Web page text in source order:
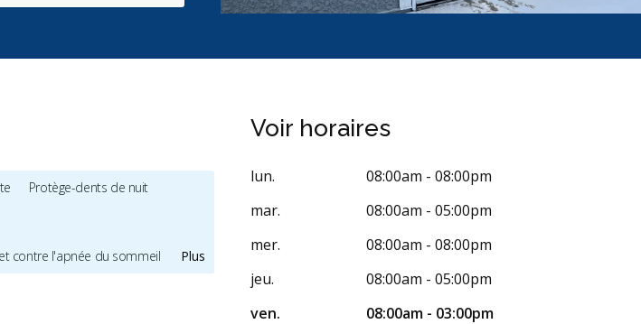
PreviousNext
Plus
Protège-dents de nuit
contre l'apnée du sommeil
Voir horaires
lun.
08:00am - 08:00pm
mar.
08:00am - 05:00pm
mer.
08:00am - 08:00pm
jeu.
08:00am - 05:00pm
ven.
08:00am - 03:00pm